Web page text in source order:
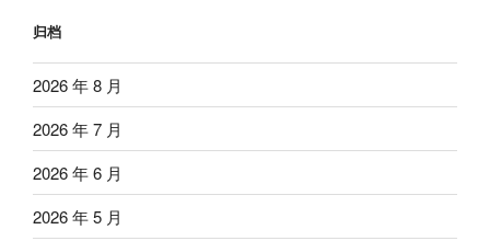
归档
2026 年 8 月
2026 年 7 月
2026 年 6 月
2026 年 5 月